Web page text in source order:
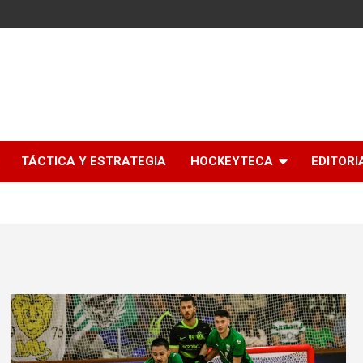
TÁCTICA Y ESTRATEGIA HOCKEYTECA